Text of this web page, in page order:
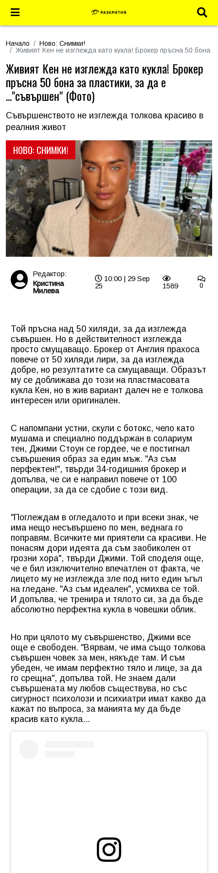
Начало
Ново: Снимки!
Живият Кен не изглежда като кукла! Брокер пръсна 50 бона
НОВО: СНИМКИ!
Живият Кен не изглежда като кукла! Брокер
пръсна 50 бона за пластики, за да е
..."съвършен" (Фото)
Съвършенството не изглежда толкова красиво в
реалния живот
Редактор:
Кристина
Милева
10:00 | 29 Sep
25
1589 0
Той пръсна над 50 хиляди, за да изглежда
съвършен. Но в действителност изглежда
просто смущаващо. Брокер от Англия прахоса
повече от 50 хиляди лири, за да изглежда
добре, но резултатите са смущаващи. Образът
му се доближава до този на пластмасовата
кукла Кен, но в жив вариант далеч не е толкова
интересен или оригинален.
С напомпани устни, скули с ботокс, чело като
мушама и специално поддържан в солариум
тен, Джими Стоун се гордее, че е постигнал
съвършения образ за един мъж. "Аз съм
перфектен!", твърди 34-годишния брокер и
допълва, че си е направил повече от 100
операции, за да се сдобие с този вид.
"Поглеждам в огледалото и при всеки знак, че
има нещо несъвършено по мен, веднага го
поправям. Всичките ми приятели са красиви. Не
понасям дори идеята да съм заобиколен от
грозни хора", твърди Джими. Той споделя още,
че е бил изключително впечатлен от факта, че
лицето му не изглежда зле под нито един ъгъл
на гледане. "Аз съм идеален", усмихва се той.
И допълва, че тренира и тялото си, за да бъде
абсолютно перфектна кукла в човешки облик.
Но при цялото му съвършенство, Джими все
още е свободен. "Вярвам, че има също толкова
съвършен човек за мен, някъде там. И съм
убеден, че имам перфектно тяло и лице, за да
го срещна", допълва той. Не знаем дали
съвършената му любов съществува, но със
сигурност психолози и психиатри имат какво да
кажат по въпроса, за манията му да бъде
красив като кукла...